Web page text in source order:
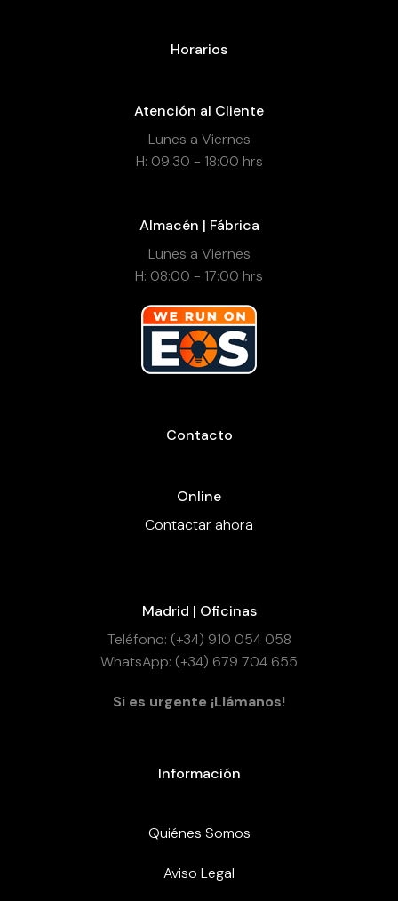
Horarios
Atención al Cliente
Lunes a Viernes
H: 09:30 - 18:00 hrs
Almacén | Fábrica
Lunes a Viernes
H: 08:00 - 17:00 hrs
Contacto
Online
Contactar ahora
Madrid | Oficinas
Teléfono: (+34) 910 054 058
WhatsApp: (+34) 679 704 655
Si es urgente ¡Llámanos!
Información
Quiénes Somos
Aviso Legal